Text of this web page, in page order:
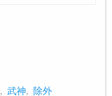
武神 除外